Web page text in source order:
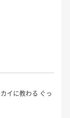
イに教わる ぐっ